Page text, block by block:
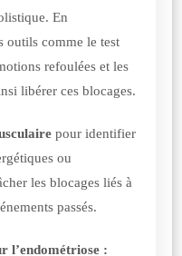
En
outils comme le test
refoulées et les
libérer ces blocages.
pour identifier
ou
les blocages liés à
passés.
l’endométriose :